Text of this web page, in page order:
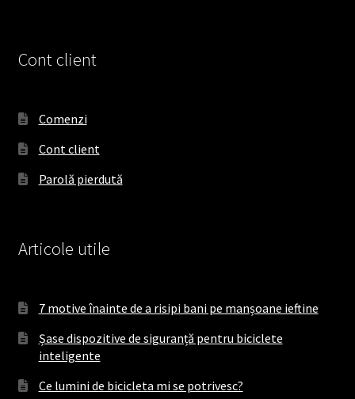
b
k
t
a
a
m
Cont client
Comenzi
Cont client
Parolă pierdută
Articole utile
7 motive înainte de a risipi bani pe manșoane ieftine
Șase dispozitive de siguranță pentru biciclete
inteligente
Ce lumini de bicicleta mi se potrivesc?